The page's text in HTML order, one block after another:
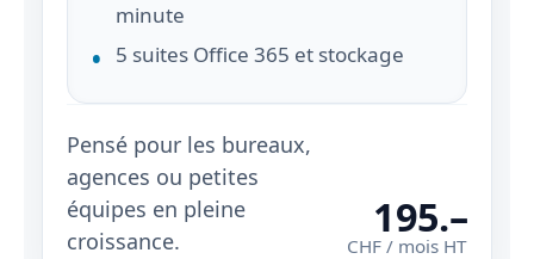
minute
5 suites Office 365 et stockage
Pensé pour les bureaux,
agences ou petites
équipes en pleine
croissance.
195.–
CHF / mois HT